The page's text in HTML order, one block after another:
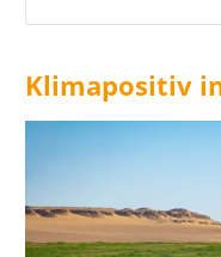
Klimapositiv